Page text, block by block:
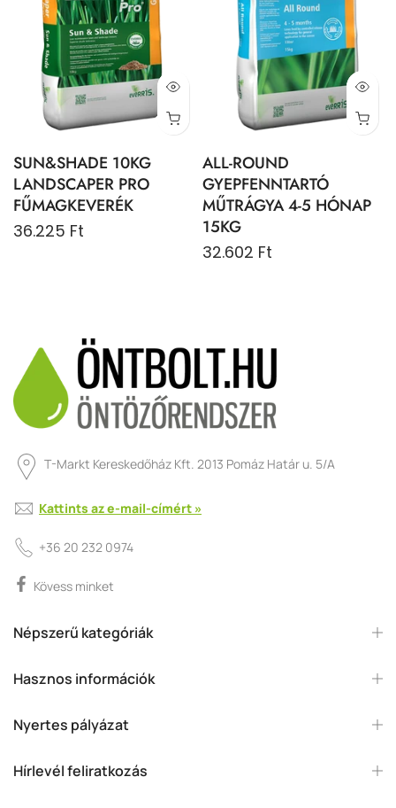
SUN&SHADE 10KG
LANDSCAPER PRO
FŰMAGKEVERÉK
36.225 Ft
ALL-ROUND
GYEPFENNTARTÓ
MŰTRÁGYA 4-5 HÓNAP
15KG
32.602 Ft
T-Markt Kereskedőház Kft. 2013 Pomáz Határ u. 5/A
Kattints az e-mail-címért »
+36 20 232 0974
Kövess minket
Népszerű kategóriák
Hasznos információk
Nyertes pályázat
Hírlevél feliratkozás